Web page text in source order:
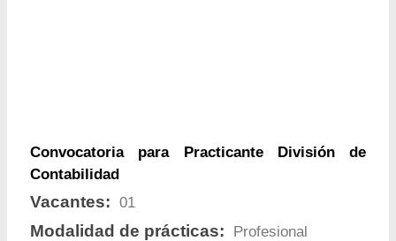
Convocatoria para Practicante División de
Contabilidad
Vacantes: 01
Modalidad de prácticas: Profesional